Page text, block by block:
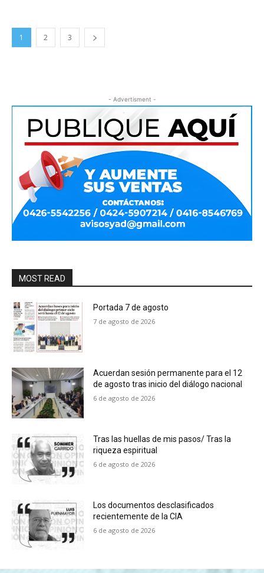
1 2 3
- Advertisment -
MOST READ
Portada 7 de agosto
7 de agosto de 2026
Acuerdan sesión permanente para el 12
de agosto tras inicio del diálogo nacional
6 de agosto de 2026
Tras las huellas de mis pasos/ Tras la
riqueza espiritual
6 de agosto de 2026
Los documentos desclasificados
recientemente de la CIA
6 de agosto de 2026